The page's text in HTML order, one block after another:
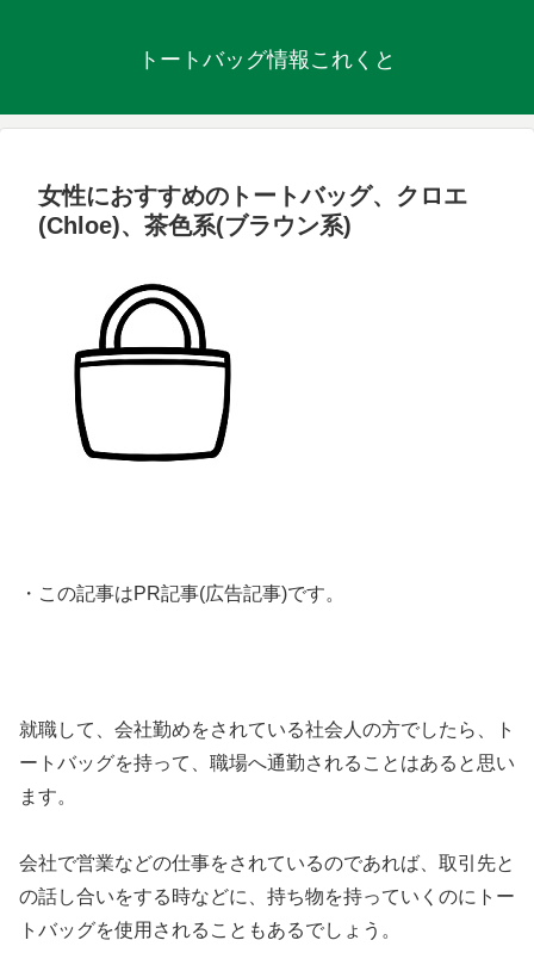
トートバッグ情報これくと
女性におすすめのトートバッグ、クロエ
(Chloe)、茶色系(ブラウン系)
・この記事はPR記事(広告記事)です。
就職して、会社勤めをされている社会人の方でしたら、ト
ートバッグを持って、職場へ通勤されることはあると思い
ます。
会社で営業などの仕事をされているのであれば、取引先と
の話し合いをする時などに、持ち物を持っていくのにトー
トバッグを使用されることもあるでしょう。